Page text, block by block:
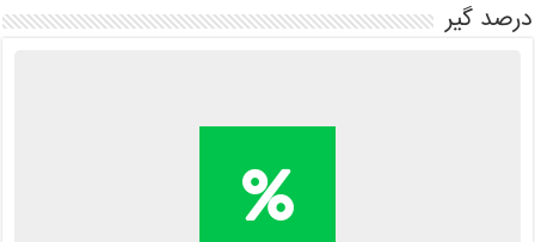
درصد گیر
محاسبه آنلاین درصد یا دانلود
اپلیکیشن درصد گیر